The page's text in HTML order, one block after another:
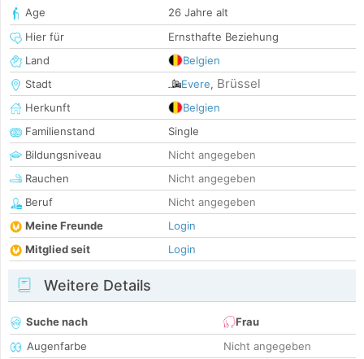
Age
26 Jahre alt
Hier für
Ernsthafte Beziehung
Land
Belgien
Stadt
Evere, Brüssel
Herkunft
Belgien
Familienstand
Single
Bildungsniveau
Nicht angegeben
Rauchen
Nicht angegeben
Beruf
Nicht angegeben
Meine Freunde
Login
Mitglied seit
Login
Weitere Details
Suche nach
Frau
Augenfarbe
Nicht angegeben